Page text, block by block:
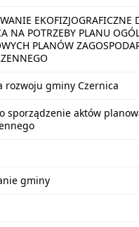
EKOFIZJOGRAFICZNE
NA POTRZEBY PLANU
PLANÓW
rozwoju gminy Czernica
sporządzenie aktów
gminy